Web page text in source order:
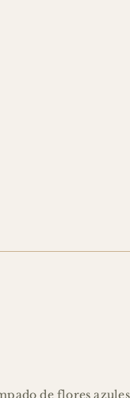
de flores